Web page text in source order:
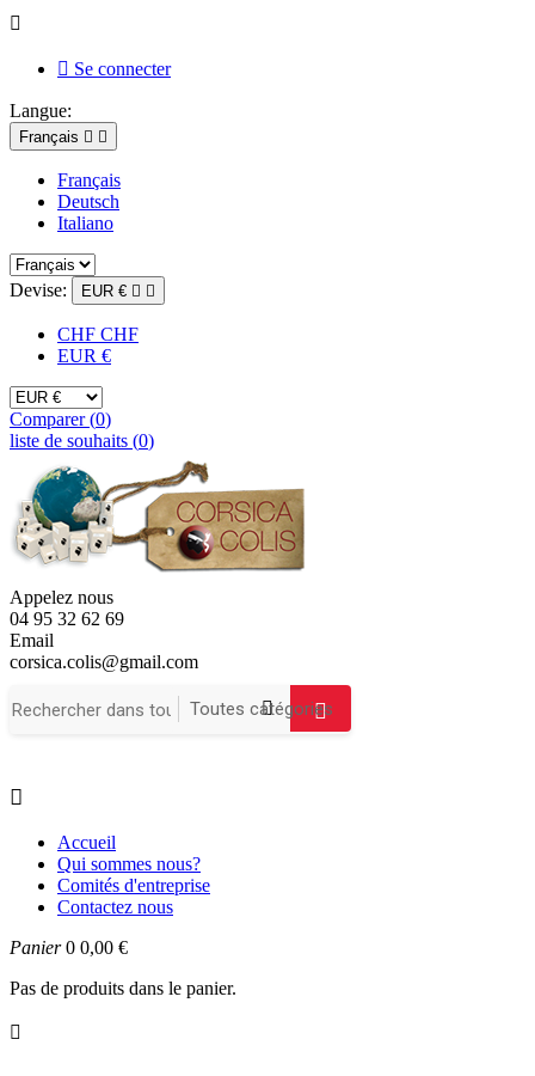

 Se connecter
Langue:
Français  
Français
Deutsch
Italiano
Devise: EUR €  
CHF CHF
EUR €
Comparer (0)
liste de souhaits (0)
Appelez nous
04 95 32 62 69
Email
corsica.colis@gmail.com

Accueil
Qui sommes nous?
Comités d'entreprise
Contactez nous
Panier 0 0,00 €
Pas de produits dans le panier.
